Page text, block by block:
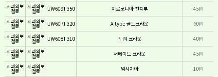
치과의보
철료
치과의보
철료 UW609F350 지르코니아 전치부
45M
치과의보
철료
치과의보
철료 UW607F320 A type 골드크라운
60M
치과의보
철료
치과의보
철료 UW608F310 PFM 크라운
40M
치과의보
철료
치과의보
철료 서베이드 크라운
45M
치과의보
철료
치과의보
철료 임시치아 10M